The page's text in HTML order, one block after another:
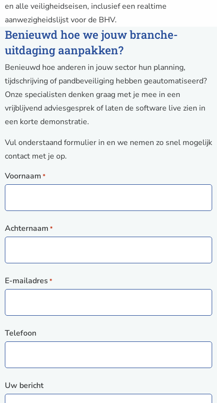
en alle veiligheidseisen, inclusief een realtime
aanwezigheidslijst voor de BHV.
Benieuwd hoe we jouw branche-
uitdaging aanpakken?
Benieuwd hoe anderen in jouw sector hun planning,
tijdschrijving of pandbeveiliging hebben geautomatiseerd?
Onze specialisten denken graag met je mee in een
vrijblijvend adviesgesprek of laten de software live zien in
een korte demonstratie.
Vul onderstaand formulier in en we nemen zo snel mogelijk
contact met je op.
Voornaam *
Achternaam *
E-mailadres *
Telefoon
Uw bericht